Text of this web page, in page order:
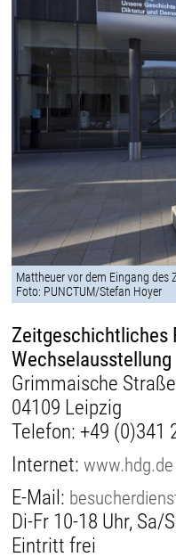
Mattheuer vor dem Eingang des
Foto: PUNCTUM/Stefan Hoyer
Zeitgeschichtliches
Wechselausstellung
Grimmaische
04109 Leipzig
Telefon: +49 (0)341
Internet:www.hdg.de
E-Mail:
Di-Fr 10-18 Uhr, Sa/
Eintritt frei